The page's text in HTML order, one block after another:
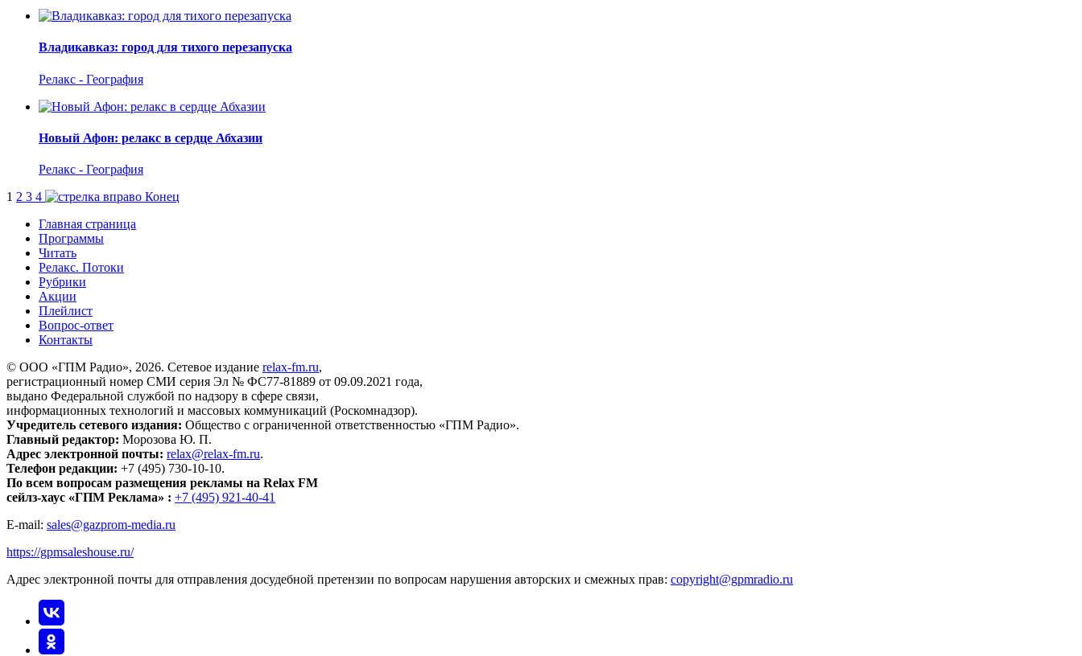
Владикавказ: город для тихого перезапуска
Релакс - География
Новый Афон: релакс в сердце Абхазии
Релакс - География
1 2 3 4
Конец
Главная страница
Программы
Читать
Релакс. Потоки
Рубрики
Акции
Плейлист
Вопрос-ответ
Контакты
© ООО «ГПМ Радио», 2026. Сетевое издание relax-fm.ru,
регистрационный номер СМИ серия Эл № ФС77-81889 от 09.09.2021 года,
выдано Федеральной службой по надзору в сфере связи,
информационных технологий и массовых коммуникаций (Роскомнадзор).
Учредитель сетевого издания: Общество с ограниченной ответственностью «ГПМ Радио».
Главный редактор: Морозова Ю. П.
Адрес электронной почты: relax@relax-fm.ru.
Телефон редакции: +7 (495) 730-10-10.
По всем вопросам размещения рекламы на Relax FM
сейлз-хаус «ГПМ Реклама» : +7 (495) 921-40-41
E-mail: sales@gazprom-media.ru
https://gpmsaleshouse.ru/
Адрес электронной почты для отправления досудебной претензии по вопросам нарушения авторских и смежных прав: copyright@gpmradio.ru